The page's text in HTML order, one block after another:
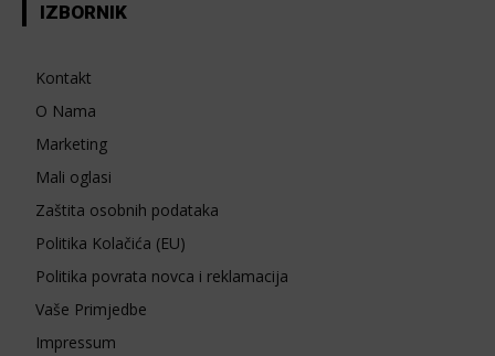
IZBORNIK
Kontakt
O Nama
Marketing
Mali oglasi
Zaštita osobnih podataka
Politika Kolačića (EU)
Politika povrata novca i reklamacija
Vaše Primjedbe
Impressum